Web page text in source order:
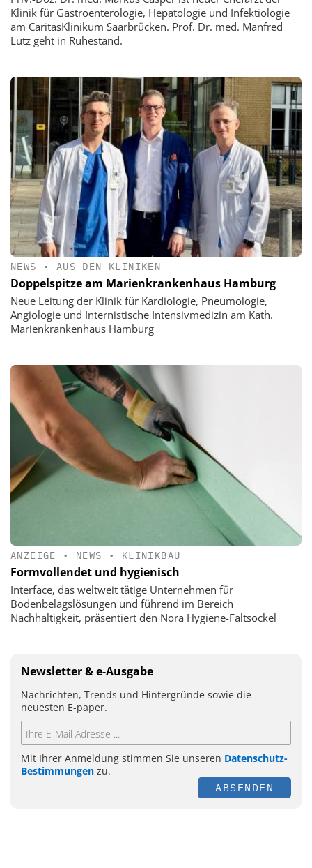
Klinik für Gastroenterologie, Hepatologie und Infektiologie
am CaritasKlinikum Saarbrücken. Prof. Dr. med. Manfred
Lutz geht in Ruhestand.
NEWS • AUS DEN KLINIKEN
Doppelspitze am Marienkrankenhaus Hamburg
Neue Leitung der Klinik für Kardiologie, Pneumologie,
Angiologie und Internistische Intensivmedizin am Kath.
Marienkrankenhaus Hamburg
ANZEIGE • NEWS • KLINIKBAU
Formvollendet und hygienisch
Interface, das weltweit tätige Unternehmen für
Bodenbelagslösungen und führend im Bereich
Nachhaltigkeit, präsentiert den Nora Hygiene-Faltsockel
Newsletter & e-Ausgabe
Nachrichten, Trends und Hintergründe sowie die
neuesten E-paper.
Mit Ihrer Anmeldung stimmen Sie unseren Datenschutz-
Bestimmungen zu.
ABSENDEN